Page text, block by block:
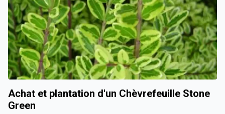
Achat et plantation d'un Chèvrefeuille Stone
Green